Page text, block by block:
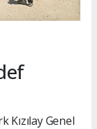
Genel